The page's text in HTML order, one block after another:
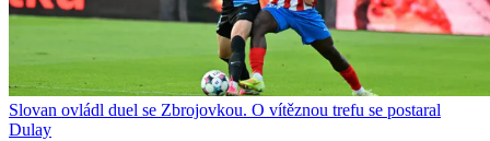
Slovan ovládl duel se Zbrojovkou. O vítěznou trefu se postaral
Dulay